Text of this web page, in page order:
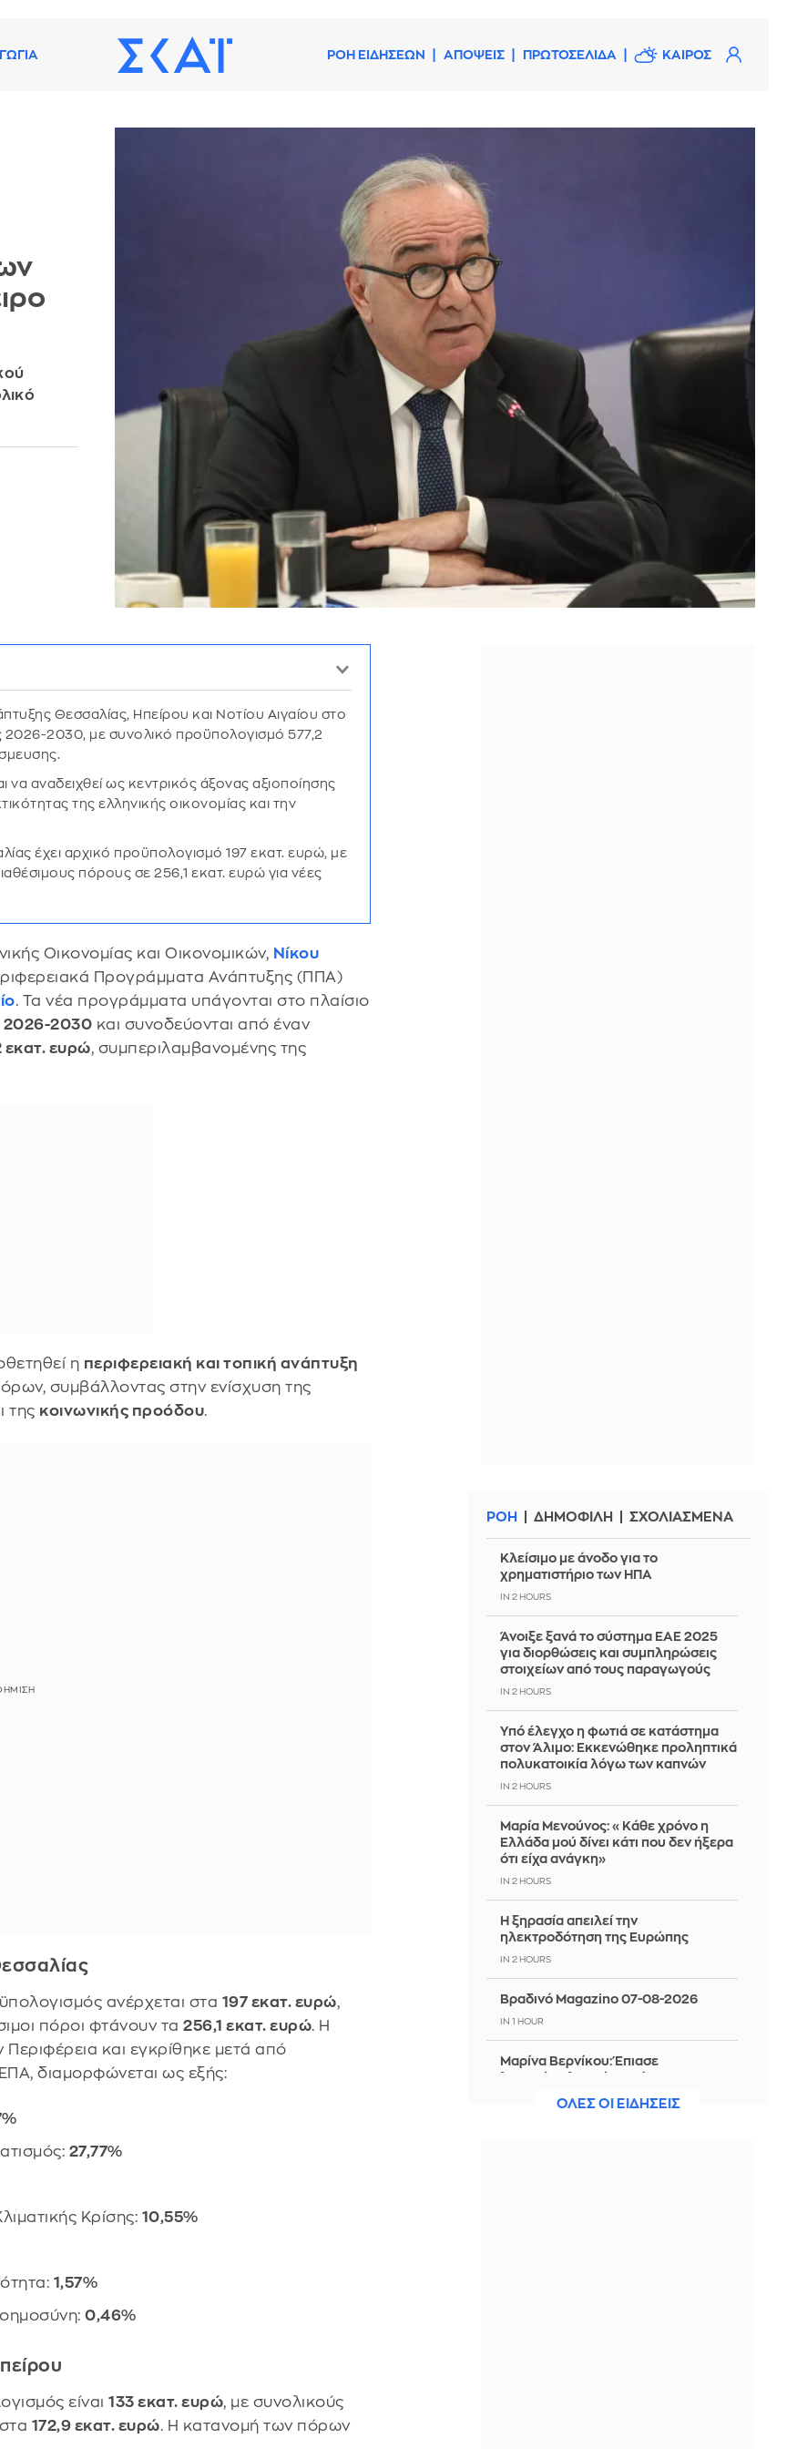
ΡΟΗ ΕΙΔΗΣΕΩΝ ΑΠΟΨΕΙΣ ΠΡΩΤΟΣΕΛΙΔΑ ΚΑΙΡΟΣ
Θεσσαλίας, Ηπείρου και Νοτίου Αιγαίου στο
2026-2030, με συνολικό προϋπολογισμό 577,2
να αναδειχθεί ως κεντρικός άξονας αξιοποίησης
της ελληνικής οικονομίας και την
έχει αρχικό προϋπολογισμό 197 εκατ. ευρώ, με
πόρους σε 256,1 εκατ. ευρώ για νέες
Οικονομίας και Οικονομικών, Νίκου
Προγράμματα Ανάπτυξης (ΠΠΑ)
. Τα νέα προγράμματα υπάγονται στο πλαίσιο
2026-2030 και συνοδεύονται από έναν
εκατ. ευρώ, συμπεριλαμβανομένης της
η περιφερειακή και τοπική ανάπτυξη
συμβάλλοντας στην ενίσχυση της
της κοινωνικής προόδου.
ανέρχεται στα 197 εκατ. ευρώ,
πόροι φτάνουν τα256,1 εκατ. ευρώ. Η
και εγκρίθηκε μετά από
διαμορφώνεται ως εξής:
27,77%
Κρίσης: 10,55%
1,57%
0,46%
είναι133 εκατ. ευρώ, με συνολικούς
172,9 εκατ. ευρώ. Η κατανομή των πόρων
ΡΟΗ ΔΗΜΟΦΙΛΗ ΣΧΟΛΙΑΣΜΕΝΑ
Κλείσιμο με άνοδο για το
χρηματιστήριο των ΗΠΑ
IN 2 HOURS
Άνοιξε ξανά το σύστημα ΕΑΕ 2025
για διορθώσεις και συμπληρώσεις
στοιχείων από τους παραγωγούς
IN 2 HOURS
Yπό έλεγχο η φωτιά σε κατάστημα
στον Άλιμο: Εκκενώθηκε προληπτικά
πολυκατοικία λόγω των καπνών
IN 2 HOURS
Μαρία Μενούνος: «Κάθε χρόνο η
Ελλάδα μού δίνει κάτι που δεν ήξερα
ότι είχα ανάγκη»
IN 2 HOURS
Η ξηρασία απειλεί την
ηλεκτροδότηση της Ευρώπης
IN 2 HOURS
Βραδινό Magazino 07-08-2026
IN 1 HOUR
Μαρίνα Βερνίκου: Έπιασε
ΟΛΕΣ ΟΙ ΕΙΔΗΣΕΙΣ